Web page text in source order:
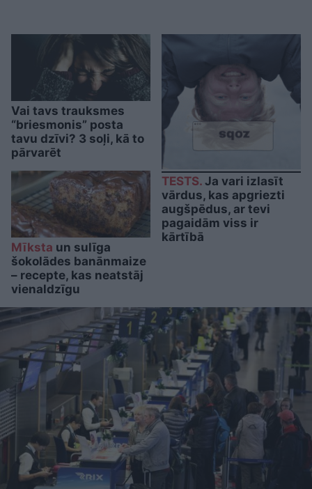
Vai tavs trauksmes
“briesmonis” posta
tavu dzīvi? 3 soļi, kā to
pārvarēt
Mīksta un sulīga
šokolādes banānmaize
– recepte, kas neatstāj
vienaldzīgu
TESTS. Ja vari izlasīt
vārdus, kas apgriezti
augšpēdus, ar tevi
pagaidām viss ir
kārtībā